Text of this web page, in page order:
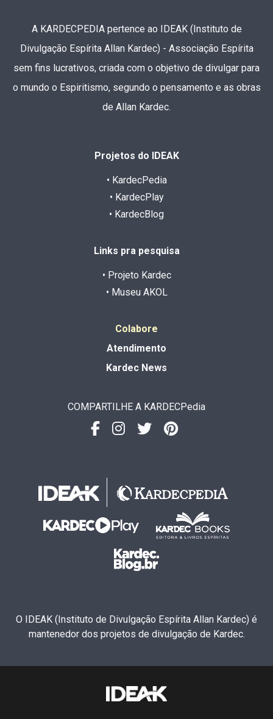
A KARDECPEDIA pertence ao IDEAK (Instituto de
Divulgação Espírita Allan Kardec) - Associação Espírita
sem fins lucrativos, criada com o objetivo de divulgar para
o mundo o Espiritismo, segundo o pensamento e as obras
de Allan Kardec.
Projetos do IDEAK
• KardecPedia
• KardecPlay
• KardecBlog
Links pra pesquisa
• Projeto Kardec
• Museu AKOL
Colabore
Atendimento
Kardec News
COMPARTILHE A KARDECPedia
O IDEAK (Instituto de Divulgação Espírita Allan Kardec) é
mantenedor dos projetos de divulgação de Kardec.